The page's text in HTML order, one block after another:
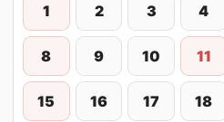
1 2 3 4
8 9 10 11
15 16 17 18